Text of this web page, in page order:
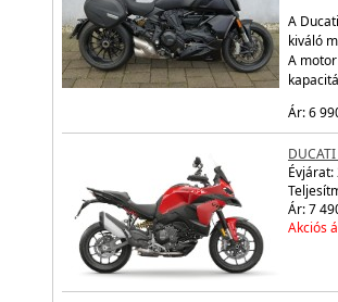
A
kiváló
A
Ár: 6
Évjárat:
Ár: 7
Akciós